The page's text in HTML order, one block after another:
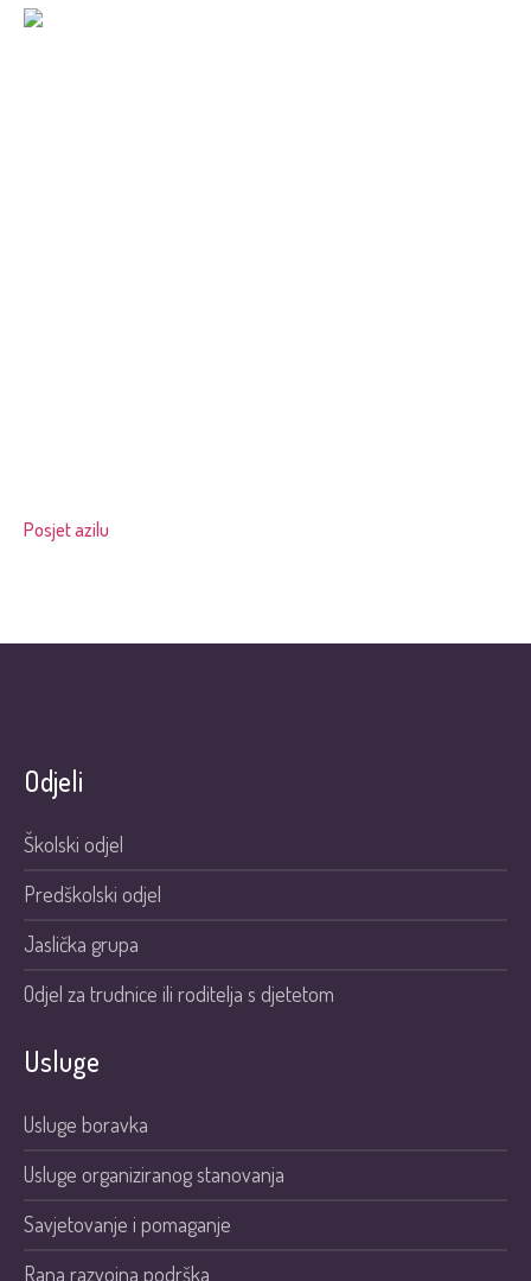
Posjet azilu
Odjeli
Školski odjel
Predškolski odjel
Jaslička grupa
Odjel za trudnice ili roditelja s djetetom
Usluge
Usluge boravka
Usluge organiziranog stanovanja
Savjetovanje i pomaganje
Rana razvojna podrška